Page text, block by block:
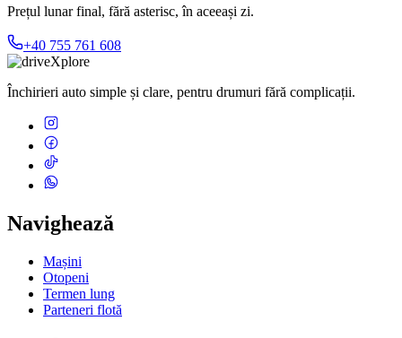
Prețul lunar final, fără asterisc, în aceeași zi.
+40 755 761 608
Închirieri auto simple și clare, pentru drumuri fără complicații.
Navighează
Mașini
Otopeni
Termen lung
Parteneri flotă